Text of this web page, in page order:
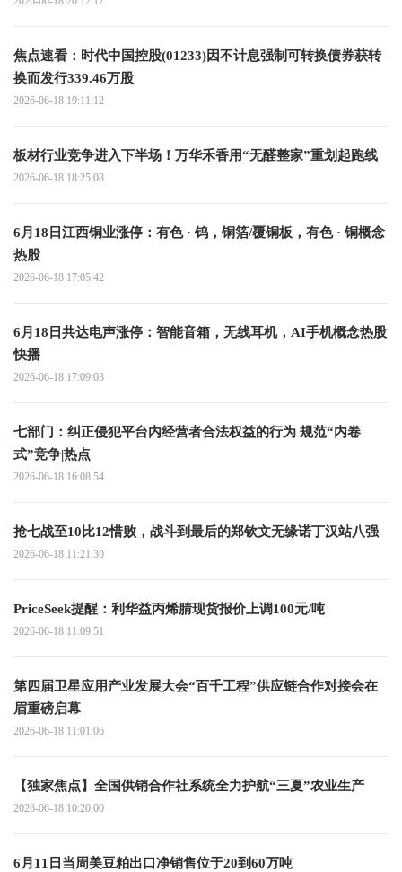
焦点速看：时代中国控股(01233)因不计息强制可转换债券获转
换而发行339.46万股
2026-06-18 19:11:12
板材行业竞争进入下半场！万华禾香用“无醛整家”重划起跑线
2026-06-18 18:25:08
6月18日江西铜业涨停：有色 · 钨，铜箔/覆铜板，有色 · 铜概念
热股
2026-06-18 17:05:42
6月18日共达电声涨停：智能音箱，无线耳机，AI手机概念热股
快播
2026-06-18 17:09:03
七部门：纠正侵犯平台内经营者合法权益的行为 规范“内卷
式”竞争|热点
2026-06-18 16:08:54
抢七战至10比12惜败，战斗到最后的郑钦文无缘诺丁汉站八强
2026-06-18 11:21:30
PriceSeek提醒：利华益丙烯腈现货报价上调100元/吨
2026-06-18 11:09:51
第四届卫星应用产业发展大会“百千工程”供应链合作对接会在
眉重磅启幕
2026-06-18 11:01:06
【独家焦点】全国供销合作社系统全力护航“三夏”农业生产
2026-06-18 10:20:00
6月11日当周美豆粕出口净销售位于20到60万吨